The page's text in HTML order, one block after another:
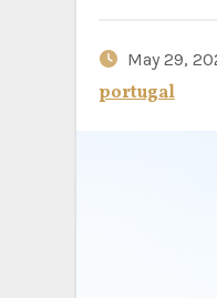
May 29,
portugal